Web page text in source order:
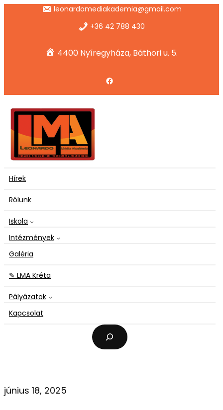
leonardomediakademia@gmail.com
+36 42 788 430
4400 Nyíregyháza, Báthori u. 5.
Facebook
Hírek
Rólunk
Iskola
Intézmények
Galéria
✎ LMA Kréta
Pályázatok
Kapcsolat
e
r
június 18, 2025